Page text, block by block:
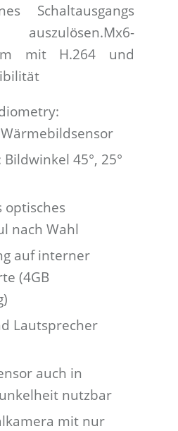
Schaltausgangs
mit H.264 und
45°, 25°
optisches
nach Wahl
auf interner
(4GB
Lautsprecher
auch in
nutzbar
mit nur